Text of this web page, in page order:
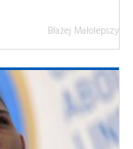
Błażej Małolepszy